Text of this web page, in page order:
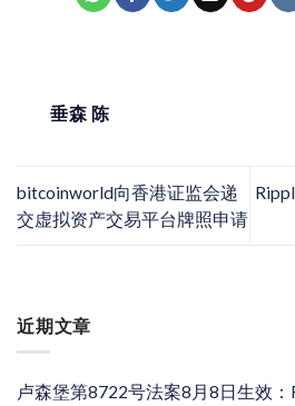
近期文章
卢森堡第8722号法案8月8日生效
垂森 陈
bitcoinworld向香港证监会递
交虚拟资产交易平台牌照申请